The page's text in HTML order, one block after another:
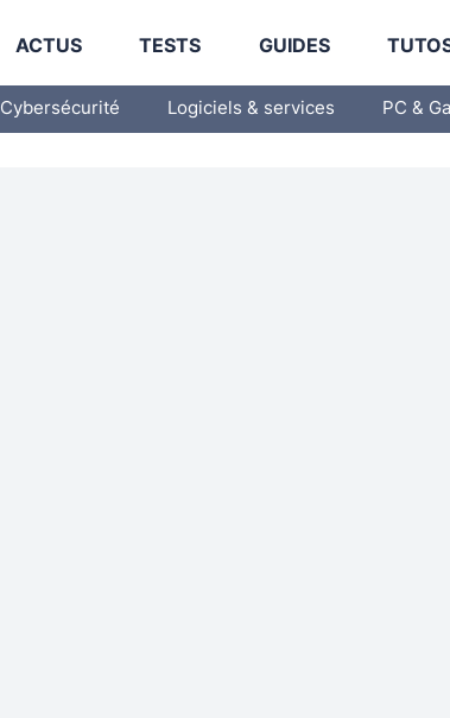
ACTUS TESTS GUIDES
Cybersécurité Logiciels & services PC &